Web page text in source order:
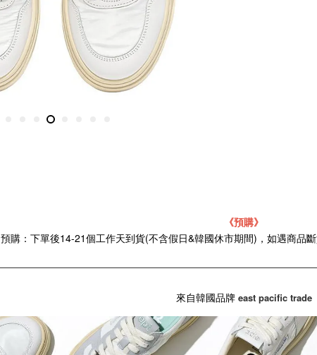
《預購》
預購：下單後14-21個工作天到貨(不含假日&韓國休市期間)，如遇商品
來自韓國品牌 east pacific trade